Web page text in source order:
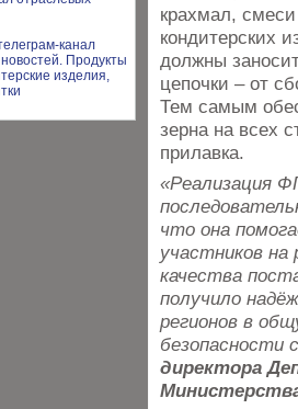
крахмал,
кондитерских
должны
цепочки – от
Тем самым
зерна на всех
прилавка.
«Реализация
что она
участников на
качества
получило
регионов в
безопасности
директора